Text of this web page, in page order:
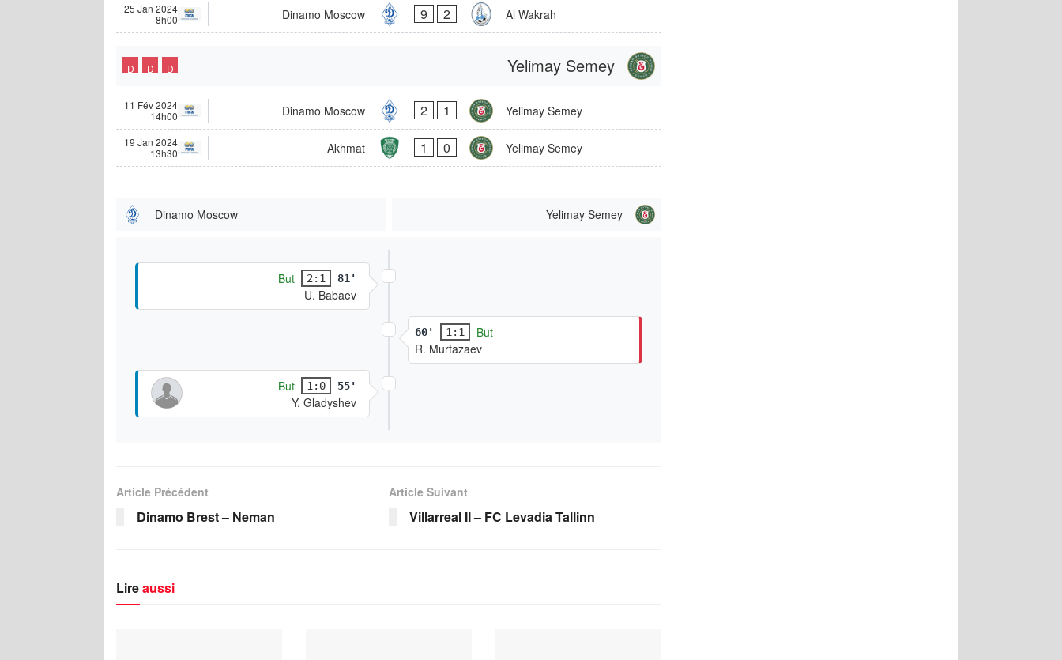
25 Jan 2024
8h00
Dinamo Moscow 9 2 Al Wakrah
Yelimay Semey
D D D
11 Fév 2024
14h00
Dinamo Moscow 2 1 Yelimay Semey
19 Jan 2024
13h30
Akhmat 1 0 Yelimay Semey
Dinamo Moscow Yelimay Semey
But 2:1 81'
U. Babaev
60' 1:1
But
R. Murtazaev
But 1:0 55'
Y. Gladyshev
Article Précédent
Dinamo Brest – Neman
Article Suivant
Villarreal II – FC Levadia Tallinn
Lireaussi